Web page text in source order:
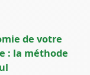
de votre
: la méthode